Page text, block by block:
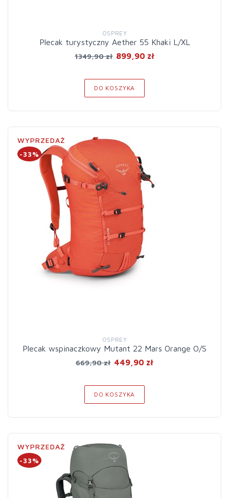
OSPREY
Plecak turystyczny Aether 55 Khaki L/XL
1349,90 zł 899,90 zł
DO KOSZYKA
WYPRZEDAŻ
-33%
OSPREY
Plecak wspinaczkowy Mutant 22 Mars Orange O/S
669,90 zł 449,90 zł
DO KOSZYKA
WYPRZEDAŻ
-33%